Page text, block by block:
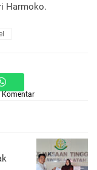
Harmoko.
Komentar